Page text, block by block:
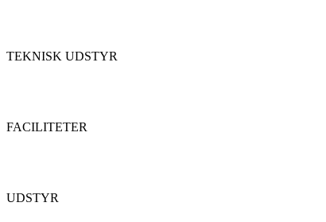
TEKNISK UDSTYR
FACILITETER
UDSTYR